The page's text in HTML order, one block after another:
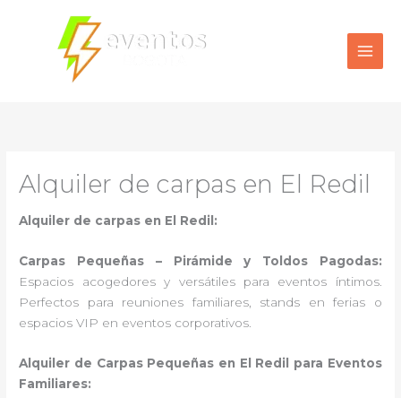
contenido
Alquiler de carpas en El Redil
Alquiler de carpas en El Redil:
Carpas Pequeñas – Pirámide y Toldos Pagodas:
Espacios acogedores y versátiles para eventos íntimos.
Perfectos para reuniones familiares, stands en ferias o
espacios VIP en eventos corporativos.
Alquiler de Carpas Pequeñas en El Redil para Eventos
Familiares: